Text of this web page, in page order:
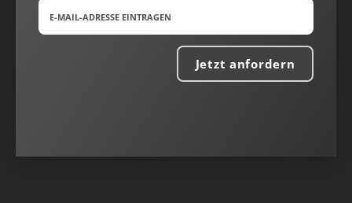
Jetzt anfordern